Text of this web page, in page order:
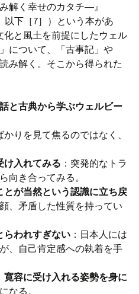
解く幸せのカタチ―』
以下［7］）という本があ
化と風土を前提にしたウェル
について、「古事記」や
み解く。そこから得られた
と古典から学ぶウェルビー
かりを見て焦るのではなく、
け入れてみる ：突発的なトラ
向き合ってみる。
とが当然という認識に立ち戻
、矛盾した性質を持ってい
らわれすぎない ：日本人には
、自己肯定感への執着を手
寛容に受け入れる姿勢を身に
なる。